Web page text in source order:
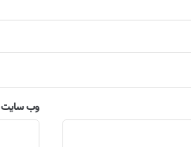
وب‌ سایت